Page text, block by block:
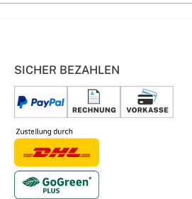
SICHER BEZAHLEN